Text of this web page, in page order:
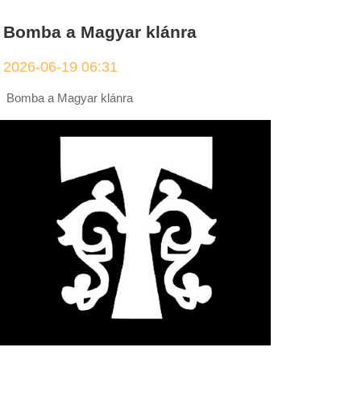
Bomba a Magyar klánra
2026-06-19 06:31
Bomba a Magyar klánra